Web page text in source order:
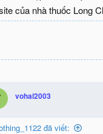
của nhà thuốc Long
vohai2003
đã viết: